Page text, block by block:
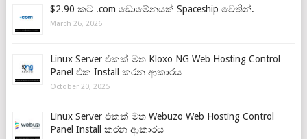
$2.90 කට .com ඩොමේනයක් Spaceship වෙතින්.
March 26, 2026
Linux Server එකක් මත Kloxo NG Web Hosting Control
Panel එක Install කරන ආකාරය
October 20, 2025
Linux Server එකක් මත Webuzo Web Hosting Control
Panel Install කරන ආකාරය